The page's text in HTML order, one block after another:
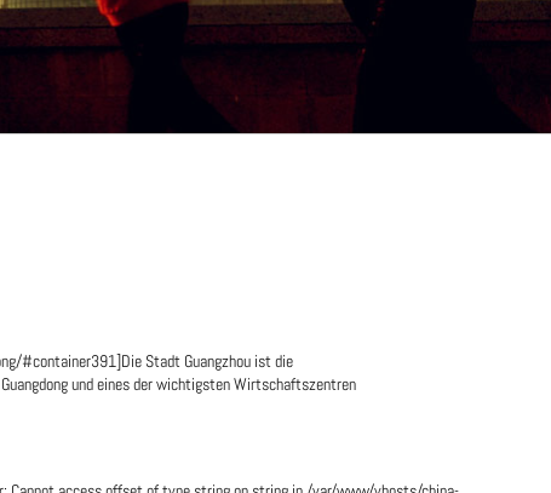
#container391]Die Stadt Guangzhou ist die
und eines der wichtigsten Wirtschaftszentren